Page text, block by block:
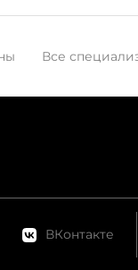
Все
ВКонтакте